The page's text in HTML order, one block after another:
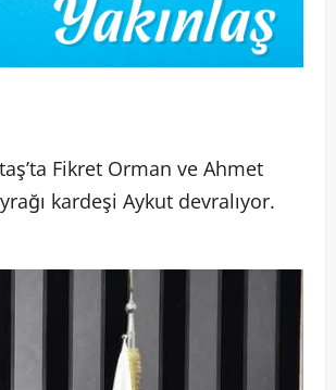
Fikret Orman ve Ahmet
kardeşi Aykut devralıyor.